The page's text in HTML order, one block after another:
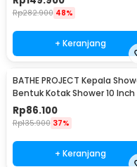
Rp282.900 48%
+ Keranjang
BATHE PROJECT Kepala
Bentuk Kotak Shower 10
F10BXGDP
Rp86.100
Rp135.900 37%
+ Keranjang